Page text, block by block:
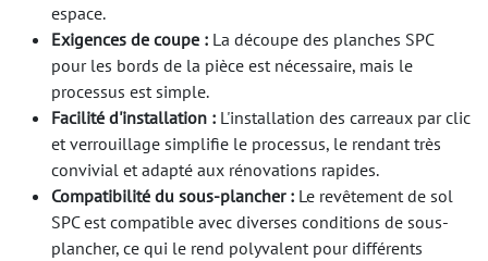
espace.
Exigences de coupe : La découpe des planches SPC
pour les bords de la pièce est nécessaire, mais le
processus est simple.
Facilité d'installation : L'installation des carreaux par clic
et verrouillage simplifie le processus, le rendant très
convivial et adapté aux rénovations rapides.
Compatibilité du sous-plancher : Le revêtement de sol
SPC est compatible avec diverses conditions de sous-
plancher, ce qui le rend polyvalent pour différents